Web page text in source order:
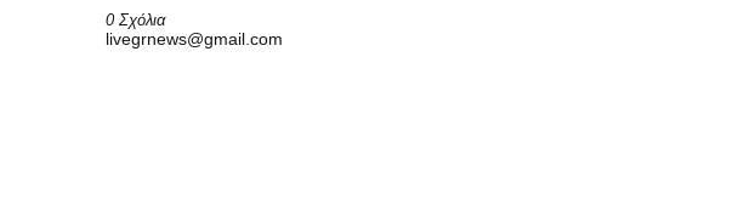
0 Σχόλια
livegrnews@gmail.com